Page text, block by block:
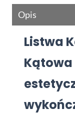
Opis
Listwa
Kątowa